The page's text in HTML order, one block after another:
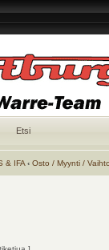
Etsi
& IFA ‹ Osto / Myynti / Vaihto